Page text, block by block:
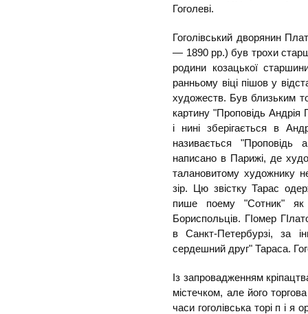
Гоголеві.
Гоголівський дворянин
— 1890 рр.) був трохи
родини козацької
ранньому віці пішов у
художеств. Був близьким
картину "Проповідь Андрія
і нині зберігається в
називається "Проповідь
написано в Парижі, де
талановитому художнику
зір. Цю звістку Тарас
пише поему "Сотник" як
Бориспольців. ГІомер
в Санкт-Петербурзі, за
сердешний друг" Тараса.
Із запровадженням
містечком, але його
часи гоголівська торі п і я